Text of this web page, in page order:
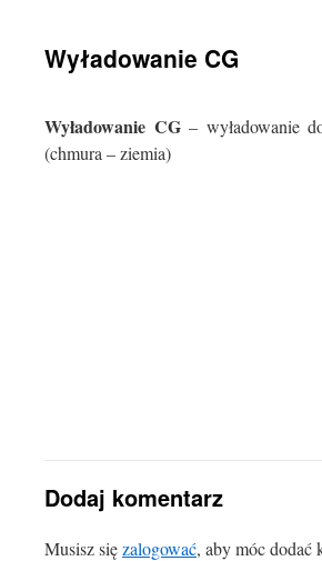
Wyładowanie CG
Wyładowanie CG– wyładowanie
(chmura – ziemia)
Dodaj komentarz
Musisz sięzalogować, aby móc dodać